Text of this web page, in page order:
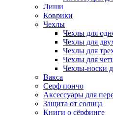
Лиши
Коврики
Чехлы
Чехлы для
Чехлы для
Чехлы для
Чехлы для
Чехлы-носки
Вакса
Серф пончо
Аксессуары для
Защита от солнца
Книги о сёрфинге